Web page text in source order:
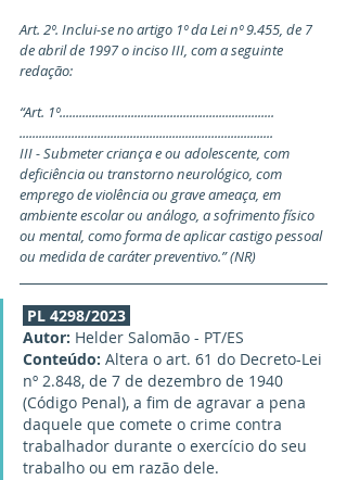
Art. 2º. Inclui-se no artigo 1º da Lei nº 9.455, de 7
de abril de 1997 o inciso III, com a seguinte
redação:
“Art. 1º..................................................................
..............................................................................
III - Submeter criança e ou adolescente, com
deficiência ou transtorno neurológico, com
emprego de violência ou grave ameaça, em
ambiente escolar ou análogo, a sofrimento físico
ou mental, como forma de aplicar castigo pessoal
ou medida de caráter preventivo.” (NR)
PL 4298/2023
Autor: Helder Salomão - PT/ES
Conteúdo: Altera o art. 61 do Decreto-Lei
nº 2.848, de 7 de dezembro de 1940
(Código Penal), a fim de agravar a pena
daquele que comete o crime contra
trabalhador durante o exercício do seu
trabalho ou em razão dele.